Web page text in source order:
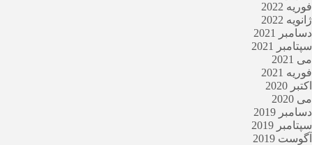
فوریه 2022
ژانویه 2022
دسامبر 2021
سپتامبر 2021
می 2021
فوریه 2021
اکتبر 2020
می 2020
دسامبر 2019
سپتامبر 2019
آگوست 2019